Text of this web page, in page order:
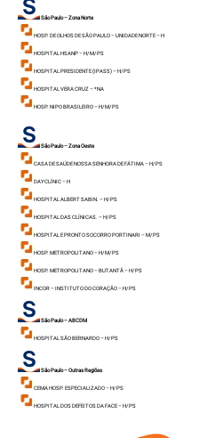
São Paulo – Zona Norte
HOSP. DE OLHOS DE SÃO PAULO – UNIDADE NORTE – H
HOSPITAL HSANP – H/ M/ PS
HOSPITAL PRESIDENTE (IPASS) – H/ PS
HOSPITAL VERA CRUZ – *NA
HOSP. NIPO BRASILEIRO – H/ M/ PS
São Paulo – Zona Oeste
CASA DE SAÚDE NOSSA SENHORA DE FÁTIMA – H/ PS
DAYCLÍNIC – H
HOSPITAL ALBERT SABIN. – H/ PS
HOSPITAL DAS CLÍNICAS. – H/ PS
HOSPITAL E PRONTO SOCORRO PORTINARI – M/ PS
HOSP. METROPOLITANO – H/ M/ PS
HOSP. METROPOLITANO – BUTANTÃ – H/ PS
INCOR – INSTITUTO DO CORAÇÃO – H/ PS
São Paulo – ABCDM
HOSPITAL SÃO BERNARDO – H/ PS
São Paulo – Outras Regiões
CEMA HOSP. ESPECIALIZADO – H/ PS
HOSPITAL DOS DEFEITOS DA FACE – H/ PS